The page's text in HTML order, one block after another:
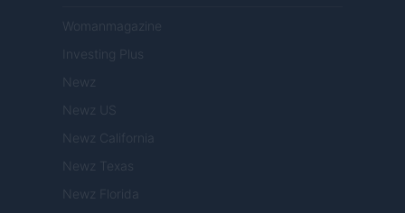
Womanmagazine
Investing Plus
Newz
Newz US
Newz California
Newz Texas
Newz Florida